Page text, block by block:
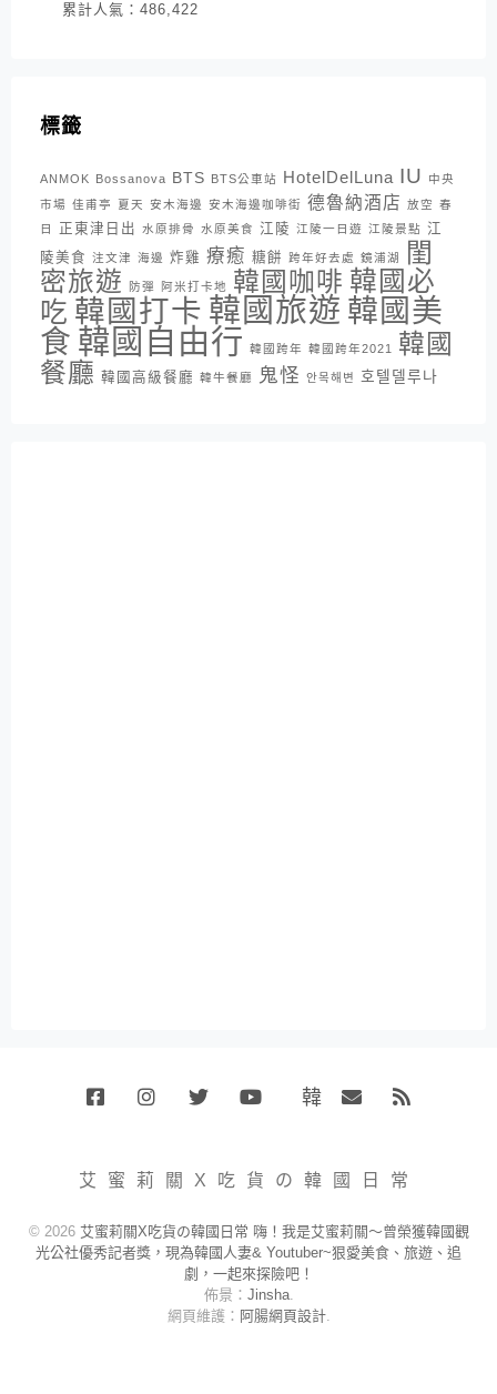
累計人氣： 486,422
標籤
ANMOK Bossanova BTS BTS公車站 HotelDelLuna IU
中央
市場 佳甫亭 夏天 安木海邊 安木海邊咖啡街 德魯納酒店 放空 春
日
正東津日出 水原排骨 水原美食 江陵 江陵一日遊 江陵景點 江
陵美食 注文津 海邊 炸雞 療癒 糖餅 跨年好去處 鏡浦湖
閨
密旅遊
防彈 阿米打卡地 韓國咖啡 韓國必
吃 韓國打卡 韓國旅遊 韓國美
食 韓國自由行 韓國跨年 韓國跨年2021
韓國
餐廳 韓國高級餐廳 韓牛餐廳 鬼怪 안목해변 호텔델루나
韓
小
賣
艾蜜莉關X吃貨の韓國日常
© 2026 艾蜜莉關X吃貨の韓國日常 嗨！我是艾蜜莉關～曾榮獲韓國觀
光公社優秀記者獎，現為韓國人妻& Youtuber~狠愛美食、旅遊、追
劇，一起來探險吧！
佈景： Jinsha.
網頁維護： 阿腸網頁設計.